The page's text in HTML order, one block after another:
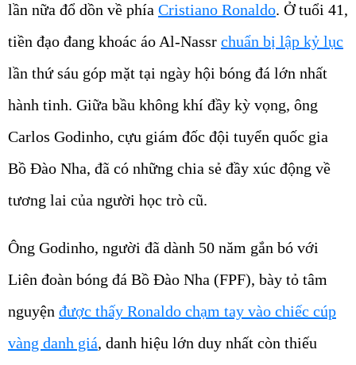
lần nữa đổ dồn về phía Cristiano Ronaldo. Ở tuổi 41,
tiền đạo đang khoác áo Al-Nassr chuẩn bị lập kỷ lục
lần thứ sáu góp mặt tại ngày hội bóng đá lớn nhất
hành tinh. Giữa bầu không khí đầy kỳ vọng, ông
Carlos Godinho, cựu giám đốc đội tuyển quốc gia
Bồ Đào Nha, đã có những chia sẻ đầy xúc động về
tương lai của người học trò cũ.
Ông Godinho, người đã dành 50 năm gắn bó với
Liên đoàn bóng đá Bồ Đào Nha (FPF), bày tỏ tâm
nguyện được thấy Ronaldo chạm tay vào chiếc cúp
vàng danh giá, danh hiệu lớn duy nhất còn thiếu